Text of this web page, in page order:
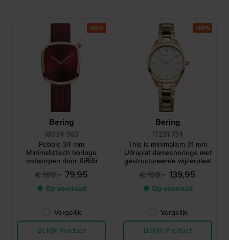
Bering
18034-363
Pebble 34 mm
Minimalistisch horloge
ontworpen door KiBiSi
€ 199,- 79,95
● Op voorraad
Vergelijk
Bekijk Product
-60%
Bering
17231-734
This is minimalism 31 mm
Ultraplat dameshorloge met
gestructureerde wijzerplaat
€ 199,- 139,95
● Op voorraad
Vergelijk
Bekijk Product
-30%